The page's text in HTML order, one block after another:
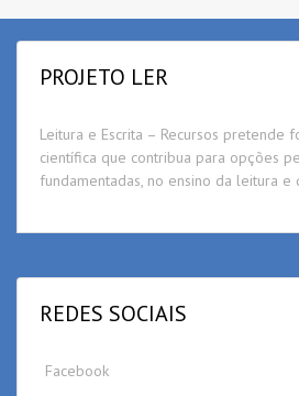
PROJETO LER
Leitura e Escrita – Recursos pretende
científica que contribua para opções
fundamentadas, no ensino da leitura e
REDES SOCIAIS
Facebook